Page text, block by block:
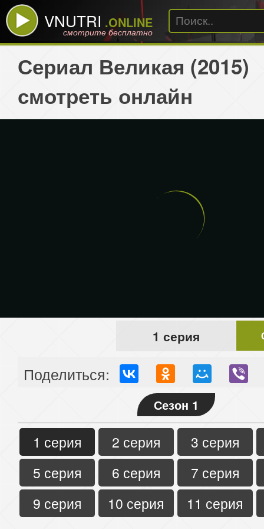
VNUTRI .ONLINE
смотрите бесплатно
Сериал Великая (2015)
смотреть онлайн
1 серия
Поделиться:
Сезон 1
1 серия 2 серия
3 серия
5 серия
6 серия
7 серия
9 серия
10 серия 11 серия